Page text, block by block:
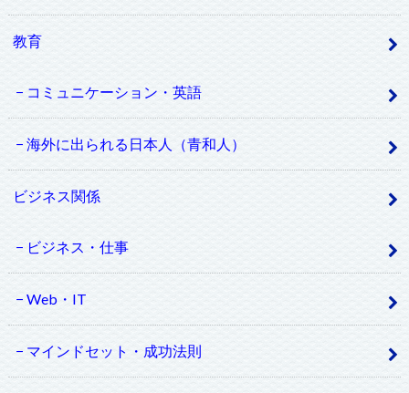
教育
コミュニケーション・英語
海外に出られる日本人（青和人）
ビジネス関係
ビジネス・仕事
Web・IT
マインドセット・成功法則